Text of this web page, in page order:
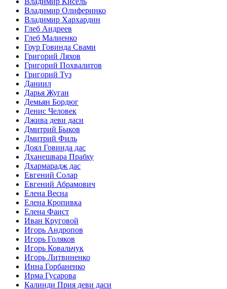
Владимир Олиферинко
Владимир Хархардин
Глеб Андреев
Глеб Малиенко
Гоур Говинда Свами
Григорий Ляхов
Григорий Похвалитов
Григорий Туз
Даниил
Дарья Жуган
Демьян Бордюг
Денис Человек
Джива деви даси
Дмитрий Быков
Дмитрий Филь
Доял Говинда дас
Дханешвара Прабху
Дхармарадж дас
Евгений Солар
Евгений Абрамович
Елена Весна
Елена Кропивка
Елена Фаист
Иван Круговой
Игорь Андропов
Игорь Голяков
Игорь Ковальчук
Игорь Литвиненко
Инна Горбаненко
Ирма Гусарова
Калинди Прия деви даси